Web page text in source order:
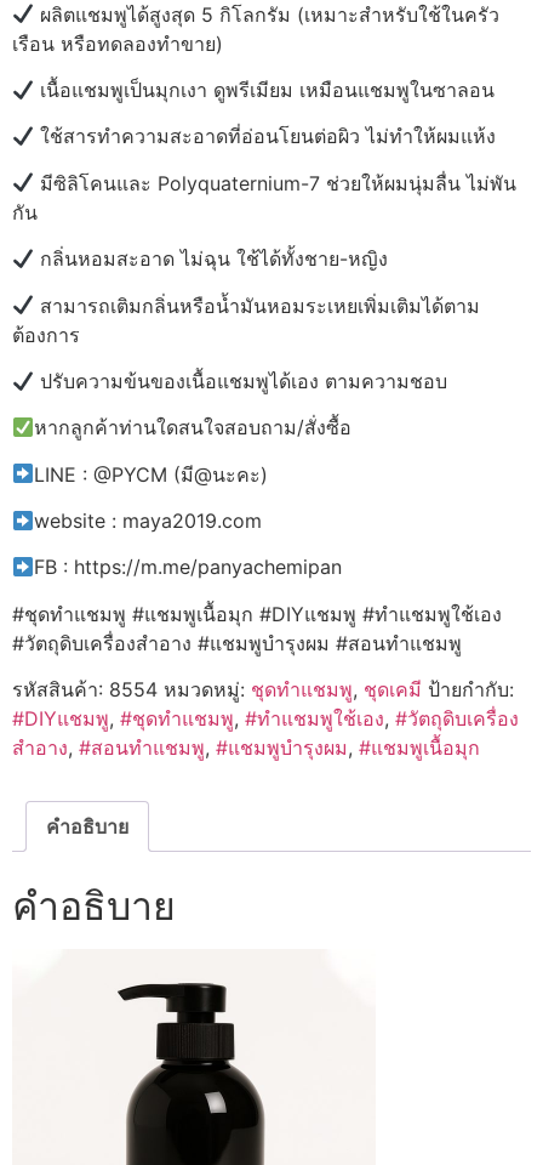
ผลิตแชมพูได้สูงสุด 5 กิโลกรัม (เหมาะสำหรับใช้ในครัว
เรือน หรือทดลองทำขาย)
เนื้อแชมพูเป็นมุกเงา ดูพรีเมียม เหมือนแชมพูในซาลอน
ใช้สารทำความสะอาดที่อ่อนโยนต่อผิว ไม่ทำให้ผมแห้ง
มีซิลิโคนและ Polyquaternium-7 ช่วยให้ผมนุ่มลื่น ไม่พัน
กัน
กลิ่นหอมสะอาด ไม่ฉุน ใช้ได้ทั้งชาย-หญิง
สามารถเติมกลิ่นหรือน้ำมันหอมระเหยเพิ่มเติมได้ตาม
ต้องการ
ปรับความข้นของเนื้อแชมพูได้เอง ตามความชอบ
หากลูกค้าท่านใดสนใจสอบถาม/สั่งซื้อ
LINE : @PYCM (มี@นะคะ)
website : maya2019.com
FB : https://m.me/panyachemipan
#ชุดทำแชมพู #แชมพูเนื้อมุก #DIYแชมพู #ทำแชมพูใช้เอง
#วัตถุดิบเครื่องสำอาง #แชมพูบำรุงผม #สอนทำแชมพู
รหัสสินค้า: 8554 หมวดหมู่: ชุดทำแชมพู, ชุดเคมี ป้ายกำกับ:
#DIYแชมพู, #ชุดทำแชมพู, #ทำแชมพูใช้เอง, #วัตถุดิบเครื่อง
สำอาง, #สอนทำแชมพู, #แชมพูบำรุงผม, #แชมพูเนื้อมุก
คำอธิบาย
คำอธิบาย